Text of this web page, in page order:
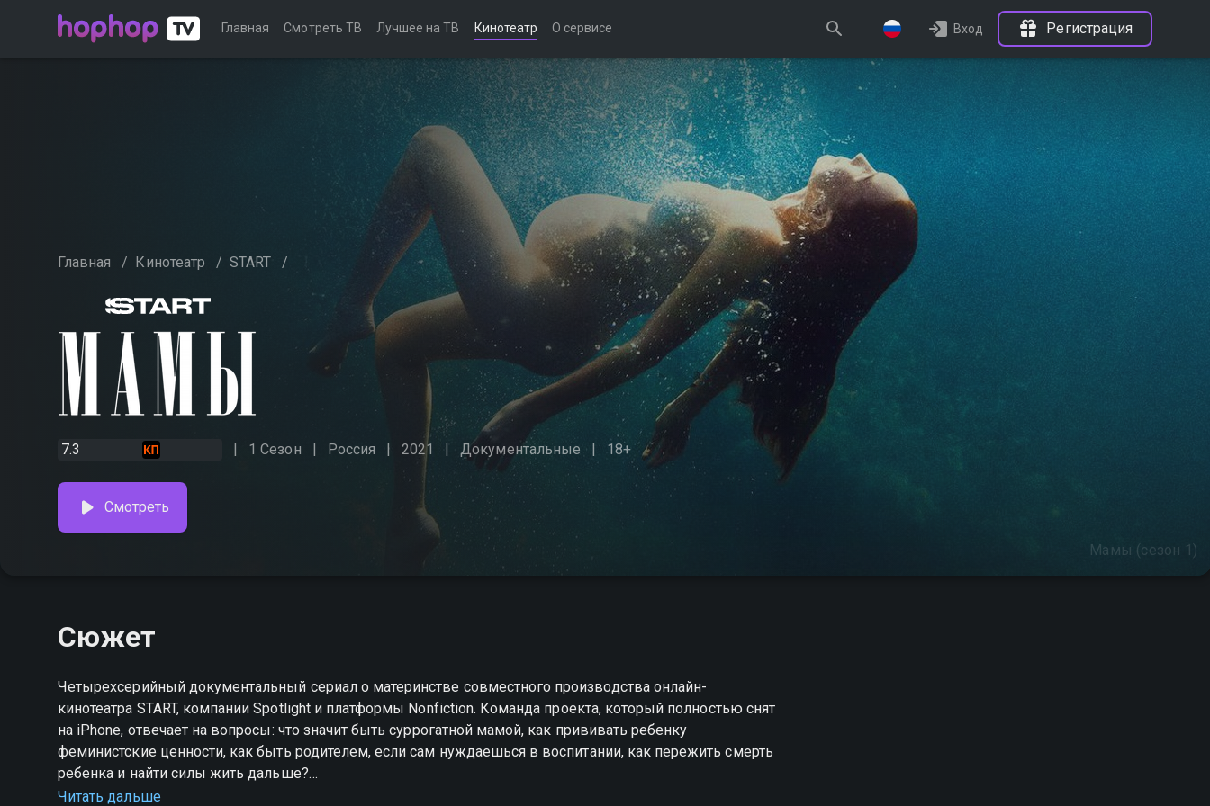
Главная Смотреть ТВ Лучшее на ТВ Кинотеатр О сервисе Вход Регистрация
Главная / Кинотеатр / START /
7.3 1 Сезон Россия 2021 Документальные 18+
Мамы (сезон 1)
Смотреть
Сюжет
Четырехсерийный документальный сериал о материнстве совместного производства онлайн-
кинотеатра START, компании Spotlight и платформы Nonfiction. Команда проекта, который полностью снят
на iPhone, отвечает на вопросы: что значит быть суррогатной мамой, как прививать ребенку
феминистские ценности, как быть родителем, если сам нуждаешься в воспитании, как пережить смерть
ребенка и найти силы жить дальше?
Читать дальше